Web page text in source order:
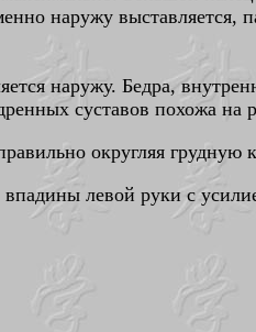
наружу выставляется,
наружу. Бедра,
суставов похожа на
округляя грудную
левой руки с